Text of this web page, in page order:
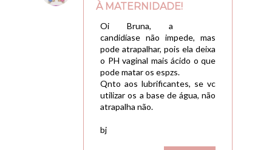
À MATERNIDADE!
Oi Bruna, a
candidíase não impede, mas
pode atrapalhar, pois ela deixa
o PH vaginal mais ácido o que
pode matar os espzs.
Qnto aos lubrificantes, se vc
utilizar os a base de água, não
atrapalha não.
bj